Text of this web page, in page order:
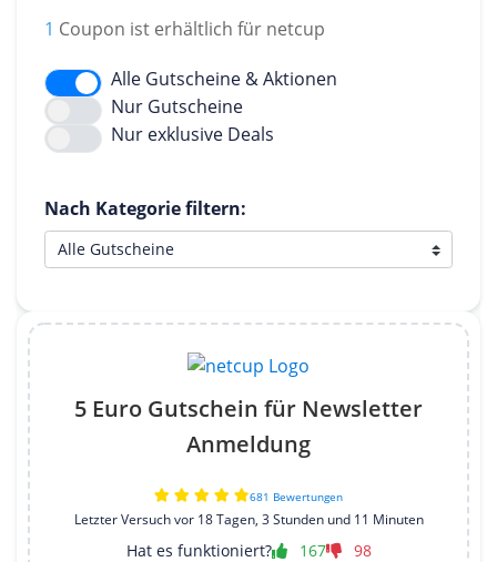
1 Coupon ist erhältlich für netcup
Alle Gutscheine & Aktionen
Nur Gutscheine
Nur exklusive Deals
Nach Kategorie filtern:
5 Euro Gutschein für Newsletter
Anmeldung
681 Bewertungen
Letzter Versuch vor 18 Tagen, 3 Stunden und 11 Minuten
Hat es funktioniert? 167 98